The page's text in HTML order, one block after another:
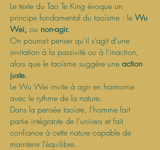
Le texte du Tao Te King évoque un
principe fondamental du taoïsme : le Wu
Wei, ou non-agir.
On pourrait penser qu’il s’agit d’une
invitation à la passivité ou à l’inaction,
alors que le taoïsme suggère une action
juste.
Le Wu Wei invite à agir en harmonie
avec le rythme de la nature.
Dans la pensée taoïste, l’homme fait
partie intégrante de l’univers et fait
confiance à cette nature capable de
maintenir l’équilibre.